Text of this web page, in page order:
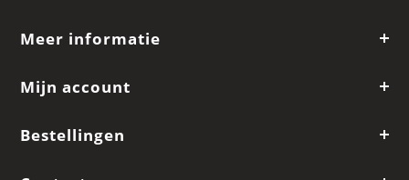
Meer informatie
Mijn account
Bestellingen